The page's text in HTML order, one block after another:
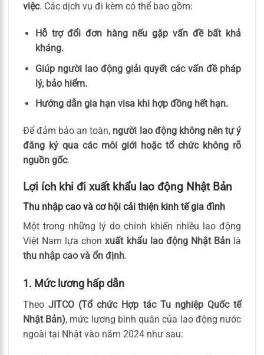
việc. Các dịch vụ đi kèm có thể bao gồm:
Hỗ trợ đổi đơn hàng nếu gặp vấn đề bất khả
kháng.
Giúp người lao động giải quyết các vấn đề pháp
lý, bảo hiểm.
Hướng dẫn gia hạn visa khi hợp đồng hết hạn.
Để đảm bảo an toàn, người lao động không nên tự ý
đăng ký qua các môi giới hoặc tổ chức không rõ
nguồn gốc.
Lợi ích khi đi xuất khẩu lao động Nhật Bản
Thu nhập cao và cơ hội cải thiện kinh tế gia đình
Một trong những lý do chính khiến nhiều lao động
Việt Nam lựa chọnxuất khẩu lao động Nhật Bảnlà
thu nhập cao và ổn định.
1. Mức lương hấp dẫn
TheoJITCO (Tổ chức Hợp tác Tu nghiệp Quốc tế
Nhật Bản), mức lương bình quân của lao động nước
ngoài tại Nhật vào năm 2024 như sau: